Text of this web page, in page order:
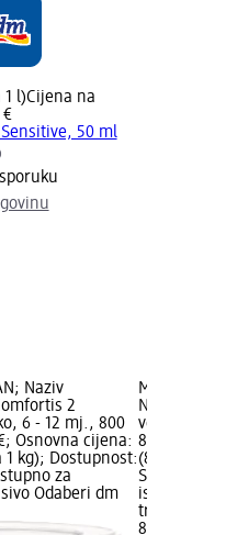
1 l)Cijena na
€
50 ml
Naziv
2
6 - 12 mj., 800
Osnovna cijena:
1 kg); Dostupnost:
za
Odaberi dm
Marka:
Naušnice
veliki
8,90 €;
(8,90 € za
Status
isporuku,
trgovinu
8,90 €